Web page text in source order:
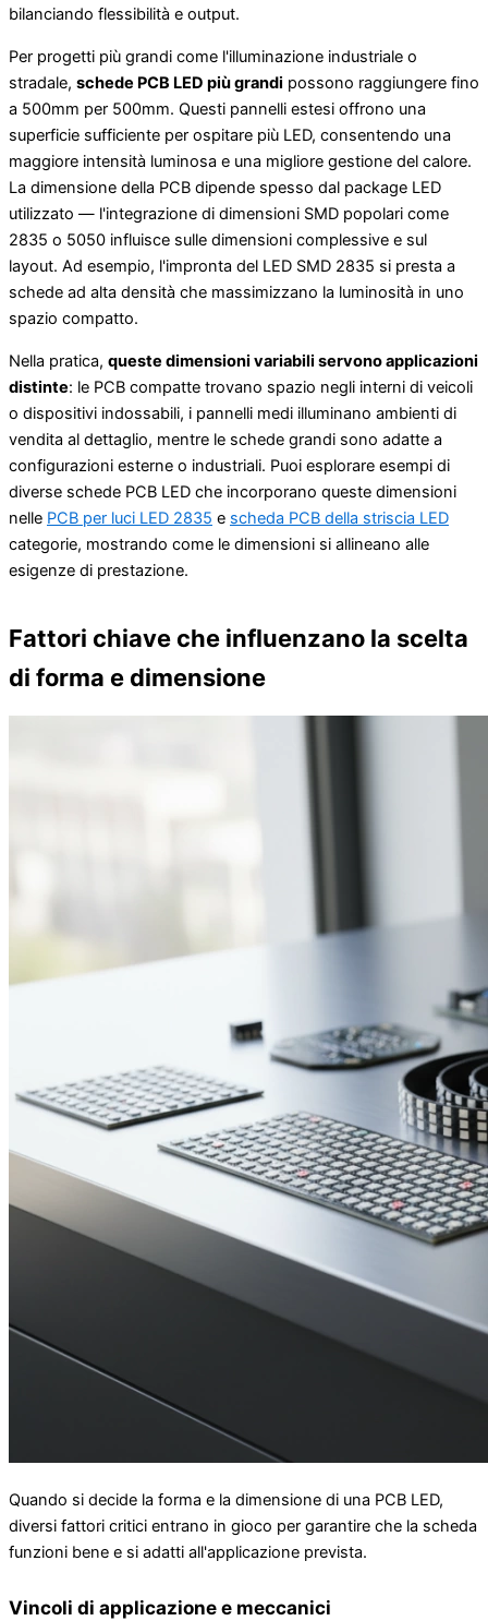
bilanciando flessibilità e output.
Per progetti più grandi come l'illuminazione industriale o
stradale, schede PCB LED più grandi possono raggiungere fino
a 500mm per 500mm. Questi pannelli estesi offrono una
superficie sufficiente per ospitare più LED, consentendo una
maggiore intensità luminosa e una migliore gestione del calore.
La dimensione della PCB dipende spesso dal package LED
utilizzato — l'integrazione di dimensioni SMD popolari come
2835 o 5050 influisce sulle dimensioni complessive e sul
layout. Ad esempio, l'impronta del LED SMD 2835 si presta a
schede ad alta densità che massimizzano la luminosità in uno
spazio compatto.
Nella pratica, queste dimensioni variabili servono applicazioni
distinte: le PCB compatte trovano spazio negli interni di veicoli
o dispositivi indossabili, i pannelli medi illuminano ambienti di
vendita al dettaglio, mentre le schede grandi sono adatte a
configurazioni esterne o industriali. Puoi esplorare esempi di
diverse schede PCB LED che incorporano queste dimensioni
nelle PCB per luci LED 2835 e scheda PCB della striscia LED
categorie, mostrando come le dimensioni si allineano alle
esigenze di prestazione.
Fattori chiave che influenzano la scelta
di forma e dimensione
Quando si decide la forma e la dimensione di una PCB LED,
diversi fattori critici entrano in gioco per garantire che la scheda
funzioni bene e si adatti all'applicazione prevista.
Vincoli di applicazione e meccanici